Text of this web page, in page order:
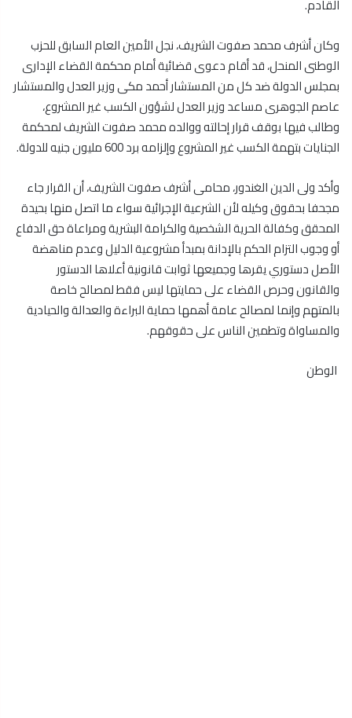
القادم.
وكان أشرف محمد صفوت الشريف، نجل الأمين العام السابق للحزب
الوطنى المنحل، قد أقام دعوى قضائية أمام محكمة القضاء الإدارى
بمجلس الدولة ضد كل من المستشار أحمد مكى وزير العدل والمستشار
عاصم الجوهرى مساعد وزير العدل لشؤون الكسب غير المشروع،
وطالب فيها بوقف قرار إحالته ووالده محمد صفوت الشريف لمحكمة
الجنايات بتهمة الكسب غير المشروع وإلزامه برد 600 مليون جنيه للدولة.
وأكد ولى الدين الغندور، محامى أشرف صفوت الشريف، أن القرار جاء
مجحفا بحقوق وكيله لأن الشرعية الإجرائية سواء ما اتصل منها بحيدة
المحقق وكفالة الحرية الشخصية والكرامة البشرية ومراعاة حق الدفاع
أو وجوب التزام الحكم بالإدانة بمبدأ مشروعية الدليل وعدم مناهضة
الأصل دستوري يقرها وجميعها ثوابت قانونية أعلاها الدستور
والقانون وحرص القضاء على حمايتها ليس فقط لمصالح خاصة
بالمتهم وإنما لمصالح عامة أهمها حماية البراءة والعدالة والحيادية
والمساواة وتطمين الناس على حقوقهم.
الوطن